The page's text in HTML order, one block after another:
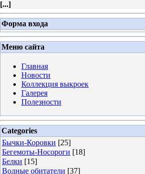
[...]
Форма входа
Меню сайта
Главная
Новости
Коллекция выкроек
Галерея
Полезности
Categories
Бычки-Коровки [25]
Бегемоты-Носороги [18]
Белки [15]
Водные обитатели [37]